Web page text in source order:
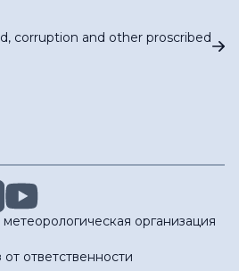
corruption and other proscribed
организация
от ответственности